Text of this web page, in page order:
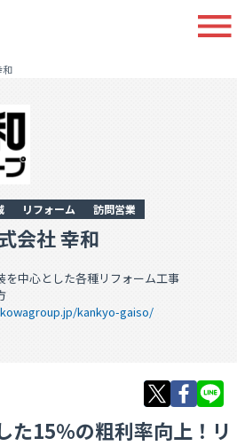
和
リフォーム 訪問営業
会社 幸和
を中心とした各種リフォーム工事
kankyo-gaiso/
た15％の粗利率向上！リ